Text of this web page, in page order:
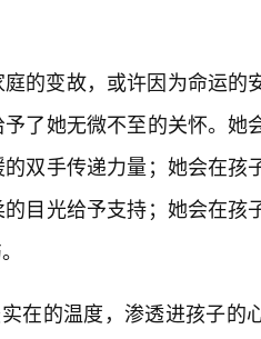
的变故，或许因为命运的
了她无微不至的关怀。她
双手传递力量；她会在孩
目光给予支持；她会在孩
在的温度，渗透进孩子的